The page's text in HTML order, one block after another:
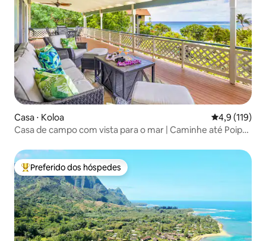
Casa ⋅ Koloa 4,9 de uma
4,9 (119)
Casa de campo com vista para o mar | Caminhe até Poipu
Entre os melhores preferidos dos hóspedes
Preferido dos hóspedes